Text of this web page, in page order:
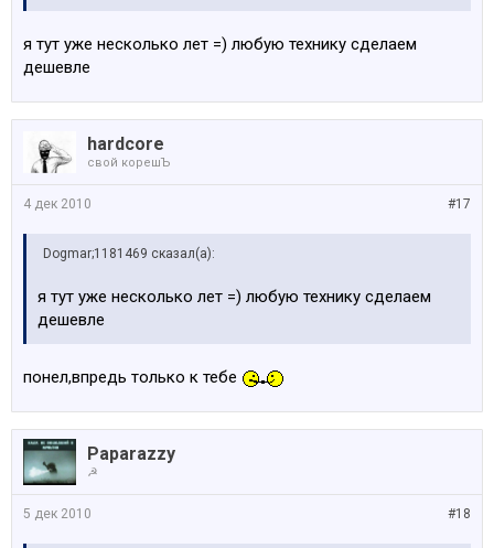
я тут уже несколько лет =) любую технику сделаем
дешевле
hardcore
свой корешЪ
#17
4 дек 2010
Dogmar;1181469 сказал(а):
я тут уже несколько лет =) любую технику сделаем
дешевле
понел,впредь только к тебе
Paparazzy
☭
#18
5 дек 2010